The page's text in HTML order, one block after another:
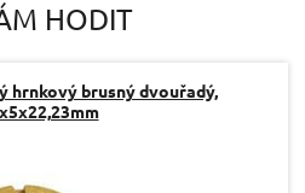
HODIT
hrnkový brusný dvouřadý,